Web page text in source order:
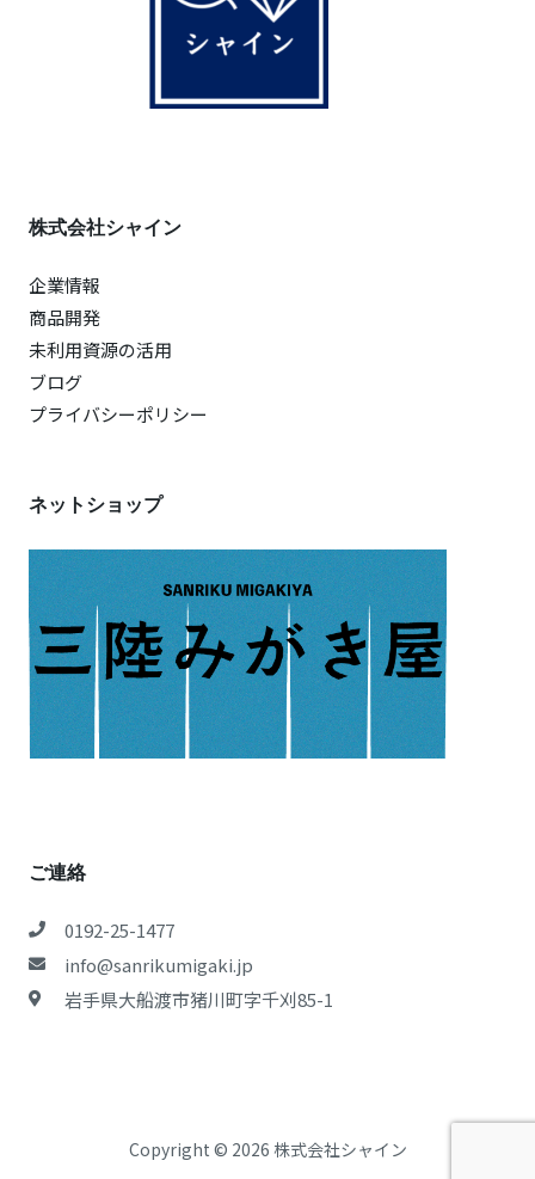
株式会社シャイン
企業情報
商品開発
未利用資源の活用
ブログ
プライバシーポリシー
ネットショップ
ご連絡
0192-25-1477
info@sanrikumigaki.jp
岩手県大船渡市猪川町字千刈85-1
Copyright © 2026 株式会社シャイン